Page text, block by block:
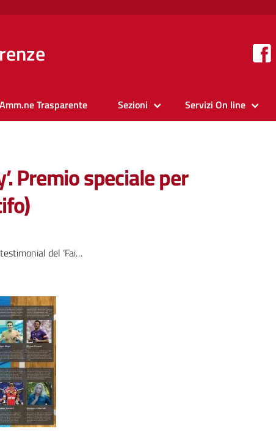
Amm.ne Trasparente Sezioni Servizi On line
Premio speciale per
Play’. Premio speciale per la correttezza nel gioco (e nel tifo)